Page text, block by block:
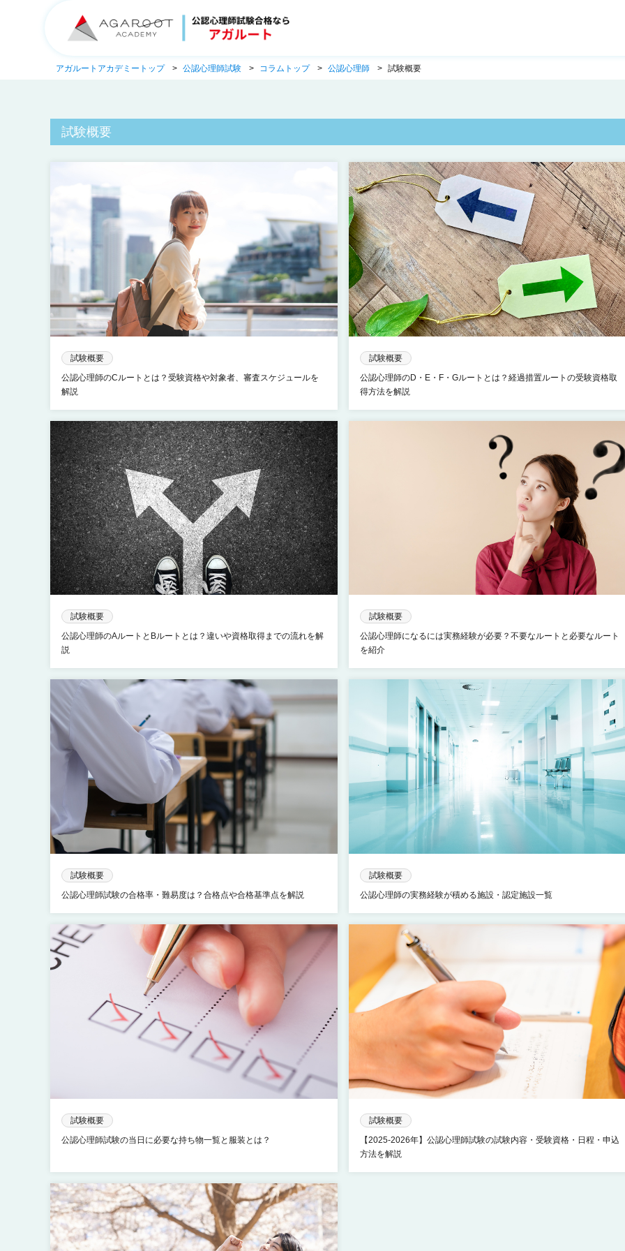
アガルートアカデミートップ 公認心理師試験 コラムトップ 公認心理師 試験概要
試験概要
試験概要
公認心理師のCルートとは？受験資格や対象者、審査スケジュールを
解説
試験概要
公認心理師のD・E・F・Gルートとは？経過措置ルートの受験資格取
得方法を解説
試験概要
公認心理師のAルートとBルートとは？違いや資格取得までの流れを解
説
試験概要
公認心理師になるには実務経験が必要？不要なルートと必要なルート
を紹介
試験概要
公認心理師試験の合格率・難易度は？合格点や合格基準点を解説
試験概要
公認心理師の実務経験が積める施設・認定施設一覧
試験概要
公認心理師試験の当日に必要な持ち物一覧と服装とは？
試験概要
【2025-2026年】公認心理師試験の試験内容・受験資格・日程・申込
方法を解説